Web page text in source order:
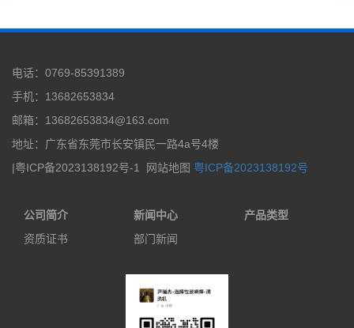
电话：0769-85391389
手机：13682653834
邮箱：13682653834@163.com
地址：广东省东莞市长安镇民一路4a号4楼
|粤ICP备2023138192号-1
网站地图 粤ICP备2023138192号
公司简介
资质证书
新闻中心
部门新闻
产品类型